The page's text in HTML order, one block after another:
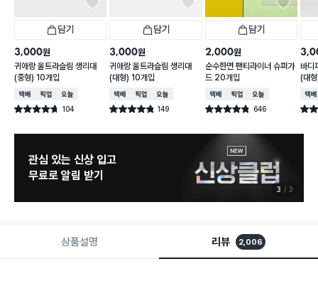
담기
3,000원
귀애랑 울트라슬림 생리대
(중형) 10개입
택배배송매장픽업오늘배송
별점 4.7점 104
건 작성
담기
3,000원
귀애랑 울트라슬림 생리대
(대형) 10개입
택배배송매장픽업오늘배송
별점 4.8점 149
건 작성
담기
2,000원
순수한면 팬티라이너 슈퍼가
드 20개입
택배배송매장픽업오늘배송
별점 4.8점 646
건 작성
바디
(대
택배
별점
관심 있는 신상 입고
무료로 알림 받기
3 3
상품설명 리뷰 2,006